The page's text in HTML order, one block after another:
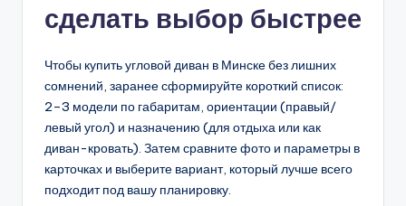
сделать выбор быстрее
Чтобы купить угловой диван в Минске без лишних
сомнений, заранее сформируйте короткий список:
2–3 модели по габаритам, ориентации (правый/
левый угол) и назначению (для отдыха или как
диван-кровать). Затем сравните фото и параметры в
карточках и выберите вариант, который лучше всего
подходит под вашу планировку.